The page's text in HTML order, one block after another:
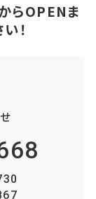
らOPENま
！